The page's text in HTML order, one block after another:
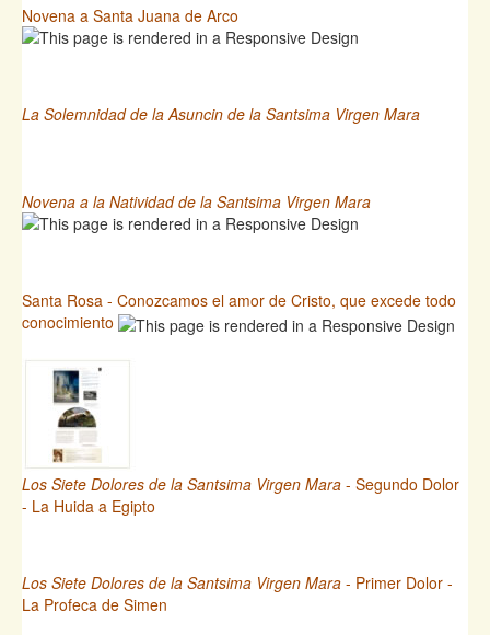
Novena a Santa Juana de Arco
La Solemnidad de la Asuncin de la Santsima Virgen Mara
Novena a la Natividad de la Santsima Virgen Mara
Santa Rosa - Conozcamos el amor de Cristo, que excede todo
conocimiento
Los Siete Dolores de la Santsima Virgen Mara - Segundo Dolor
- La Huida a Egipto
Los Siete Dolores de la Santsima Virgen Mara - Primer Dolor -
La Profeca de Simen